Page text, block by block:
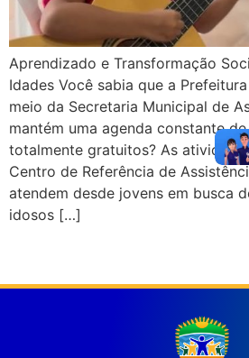
Aprendizado e Transformação
Idades Você sabia que a
meio da Secretaria Municipal de
mantém uma agenda constante
totalmente gratuitos? As
Centro de Referência de
atendem desde jovens em busca
idosos […]